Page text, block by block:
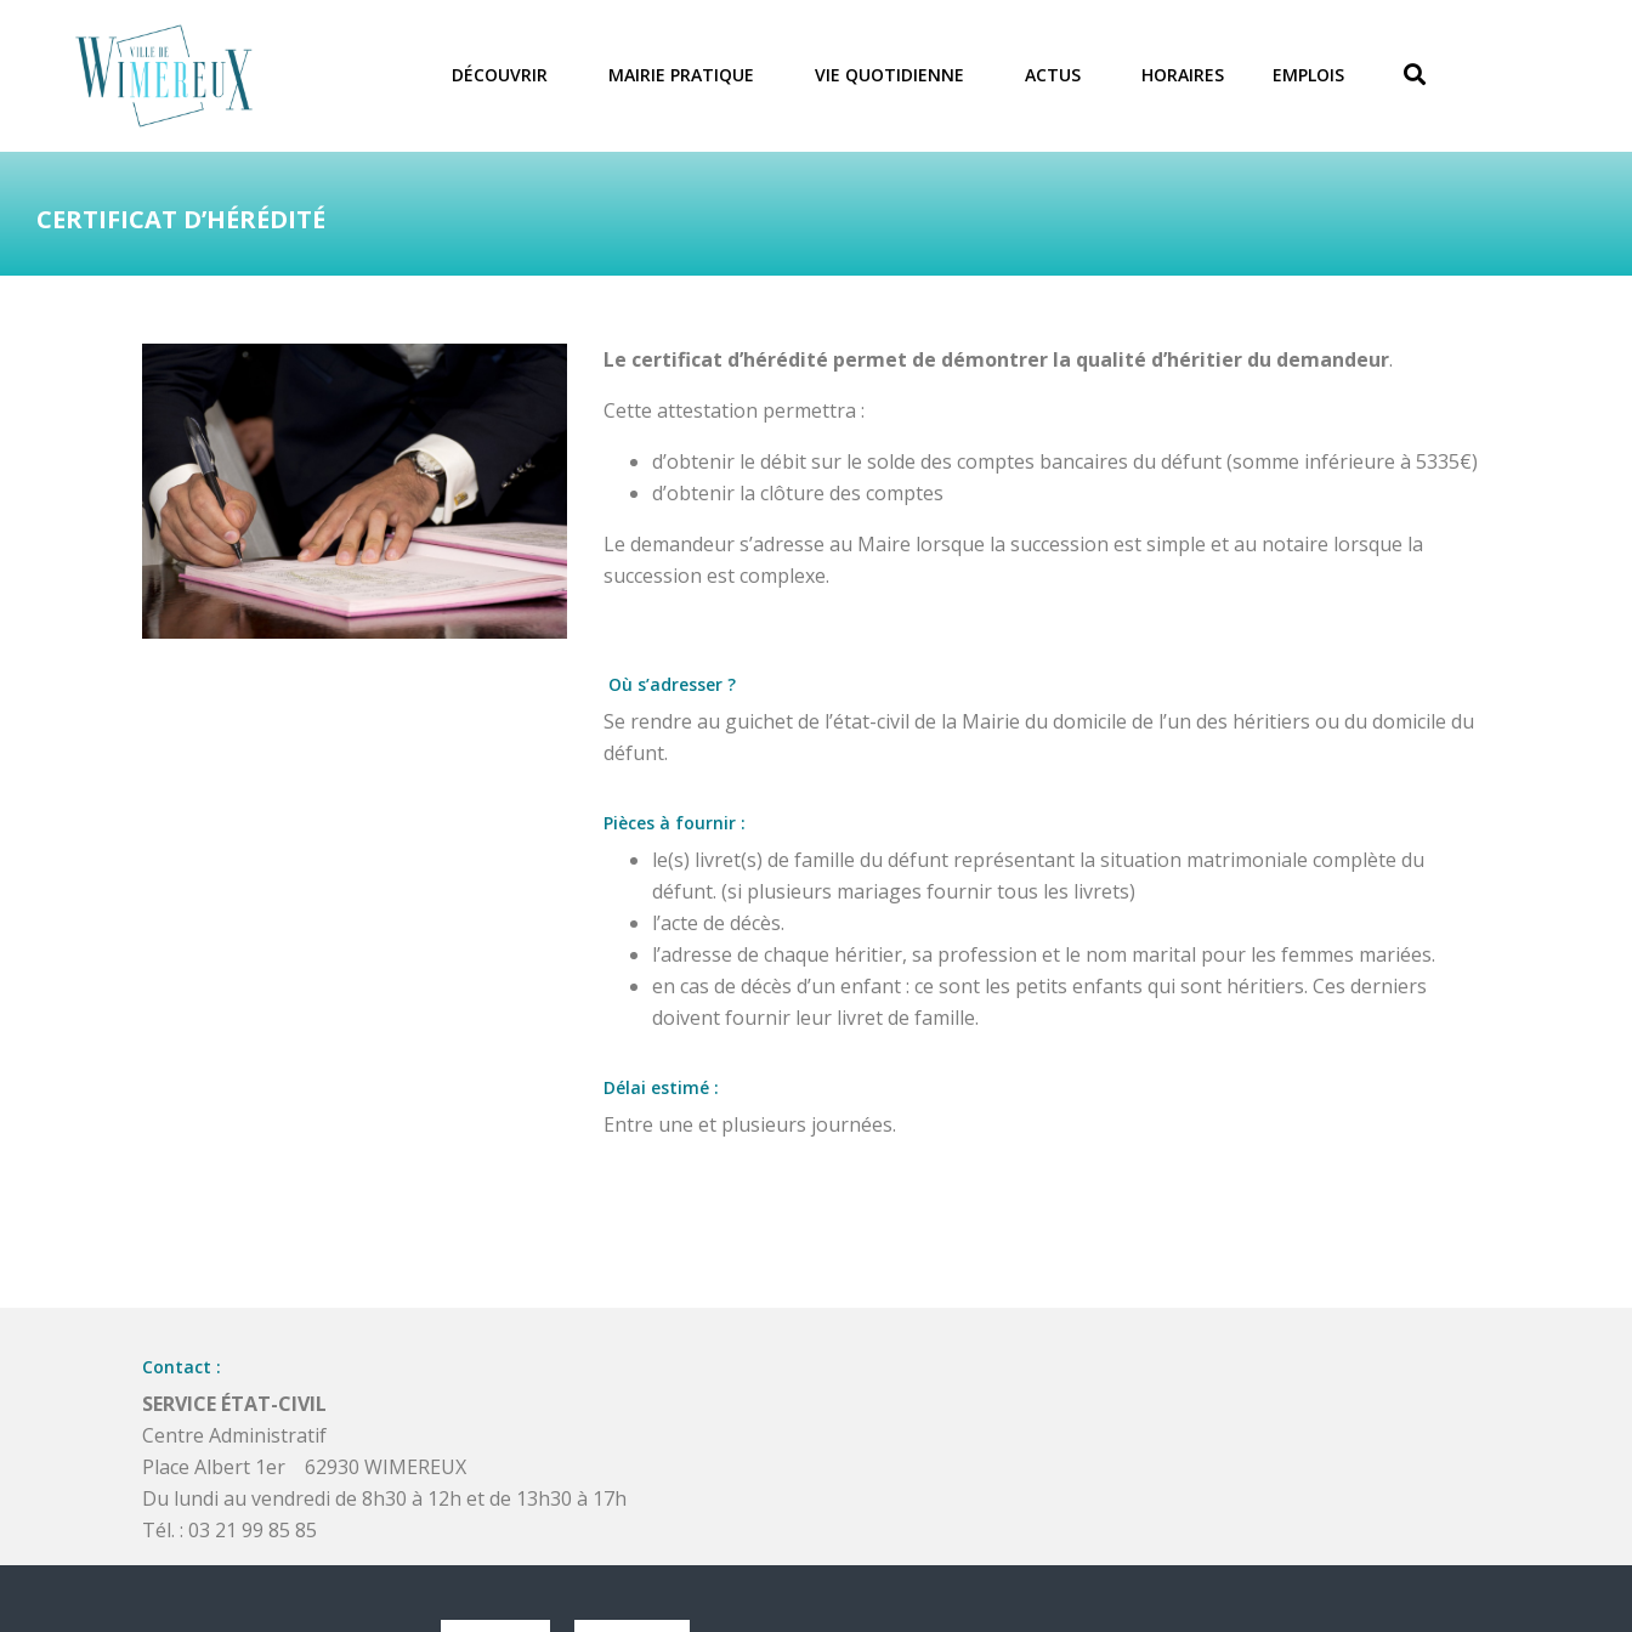
DÉCOUVRIR MAIRIE PRATIQUE VIE QUOTIDIENNE ACTUS HORAIRES EMPLOIS
CERTIFICAT D’HÉRÉDITÉ
Le certificat d’hérédité permet de démontrer la qualité d’héritier du demandeur.
Cette attestation permettra :
d’obtenir le débit sur le solde des comptes bancaires du défunt (somme inférieure à 5335€)
d’obtenir la clôture des comptes
Le demandeur s’adresse au Maire lorsque la succession est simple et au notaire lorsque la
succession est complexe.
Où s’adresser ?
Se rendre au guichet de l’état-civil de la Mairie du domicile de l’un des héritiers ou du domicile du
défunt.
Pièces à fournir :
le(s) livret(s) de famille du défunt représentant la situation matrimoniale complète du
défunt. (si plusieurs mariages fournir tous les livrets)
l’acte de décès.
l’adresse de chaque héritier, sa profession et le nom marital pour les femmes mariées.
en cas de décès d’un enfant : ce sont les petits enfants qui sont héritiers. Ces derniers
doivent fournir leur livret de famille.
Délai estimé :
Entre une et plusieurs journées.
Contact :
SERVICE ÉTAT-CIVIL
Centre Administratif
Place Albert 1er 62930 WIMEREUX
Du lundi au vendredi de 8h30 à 12h et de 13h30 à 17h
Tél. : 03 21 99 85 85